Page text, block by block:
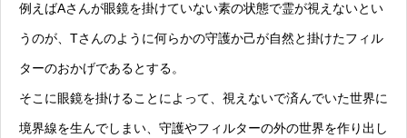
例えばAさんが眼鏡を掛けていない素の状態で霊が視えないとい
うのが、Tさんのように何らかの守護か己が自然と掛けたフィル
ターのおかげであるとする。
そこに眼鏡を掛けることによって、視えないで済んでいた世界に
境界線を生んでしまい、守護やフィルターの外の世界を作り出し